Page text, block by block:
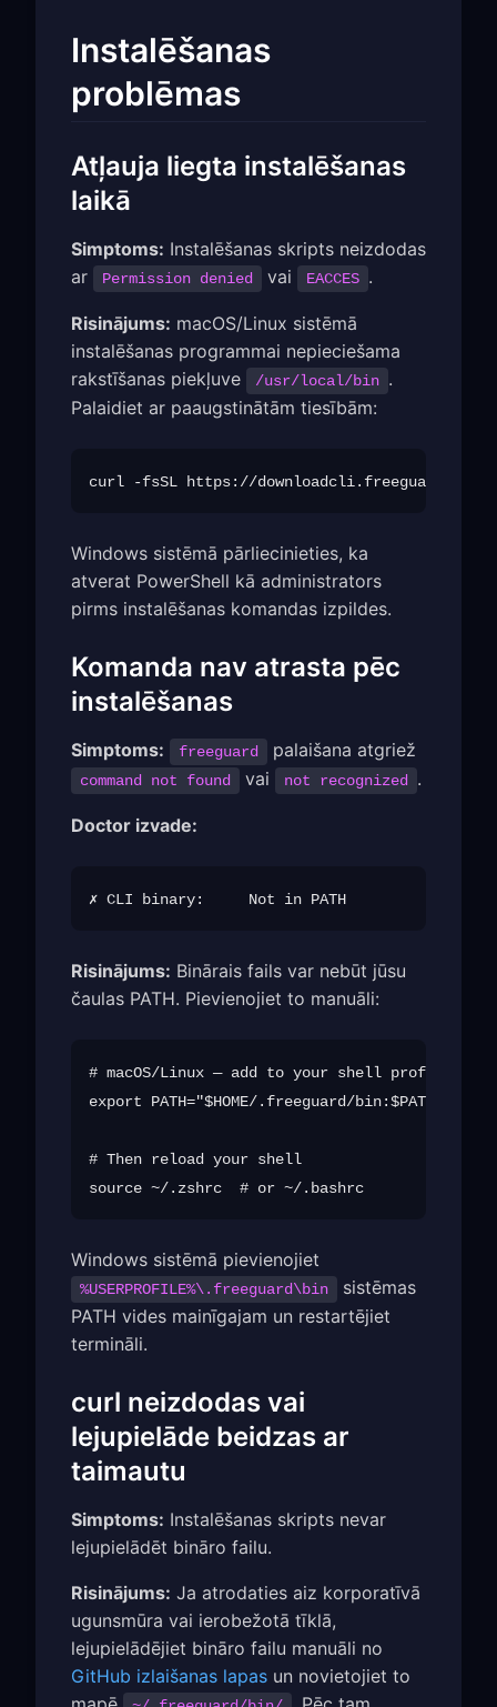
Instalēšanas
problēmas
Atļauja liegta instalēšanas
laikā
Simptoms: Instalēšanas skripts neizdodas
ar
Permission denied vai EACCES .
Risinājums: macOS/Linux sistēmā
instalēšanas programmai nepieciešama
rakstīšanas piekļuve
/usr/local/bin .
Palaidiet ar paaugstinātām tiesībām:
Windows sistēmā pārliecinieties, ka
atverat PowerShell kā administrators
pirms instalēšanas komandas izpildes.
Komanda nav atrasta pēc
instalēšanas
Simptoms: freeguard palaišana atgriež
command not found vai not recognized .
Doctor izvade:
Risinājums: Binārais fails var nebūt jūsu
čaulas PATH. Pievienojiet to manuāli:
# macOS/Linux — add to your shell profile
export PATH="$HOME/.freeguard/bin:$PATH"
# Then reload your shell
Windows sistēmā pievienojiet
%USERPROFILE%\.freeguard\bin
sistēmas
PATH vides mainīgajam un restartējiet
termināli.
curl neizdodas vai
lejupielāde beidzas ar
taimautu
Simptoms: Instalēšanas skripts nevar
lejupielādēt bināro failu.
Risinājums: Ja atrodaties aiz korporatīvā
ugunsmūra vai ierobežotā tīklā,
lejupielādējiet bināro failu manuāli no
GitHub izlaišanas lapas un novietojiet to